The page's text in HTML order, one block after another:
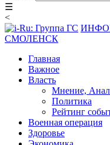
☰
<
СМОЛЕНСК
Главная
Важное
Власть
Мнение,
Политика
Рейтинг
Военная операция
Здоровье